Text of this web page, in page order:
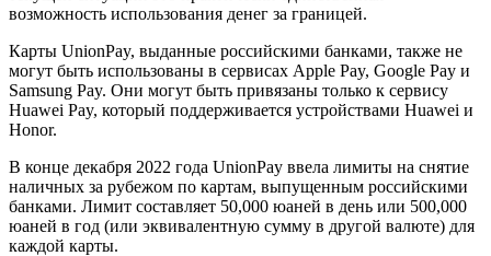
возможность использования денег за границей.
Карты UnionPay, выданные российскими банками, также не
могут быть использованы в сервисах Apple Pay, Google Pay и
Samsung Pay. Они могут быть привязаны только к сервису
Huawei Pay, который поддерживается устройствами Huawei и
Honor.
В конце декабря 2022 года UnionPay ввела лимиты на снятие
наличных за рубежом по картам, выпущенным российскими
банками. Лимит составляет 50,000 юаней в день или 500,000
юаней в год (или эквивалентную сумму в другой валюте) для
каждой карты.